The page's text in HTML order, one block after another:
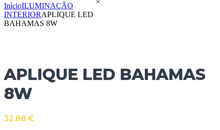
InícioILUMINAÇÃO
INTERIORAPLIQUE LED
BAHAMAS 8W
APLIQUE LED BAHAMAS
8W
32.88 €